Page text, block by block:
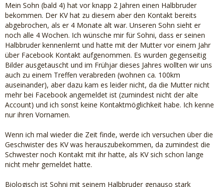
Mein Sohn (bald 4) hat vor knapp 2 Jahren einen Halbbruder
bekommen. Der KV hat zu diesem aber den Kontakt bereits
abgebrochen, als er 4 Monate alt war. Unseren Sohn sieht er
noch alle 4 Wochen. Ich wünsche mir für Sohni, dass er seinen
Halbbruder kennenlernt und hatte mit der Mutter vor einem Jahr
über Facebook Kontakt aufgenommen. Es wurden gegenseitig
Bilder ausgetauscht und im Frühjar dieses Jahres wollten wir uns
auch zu einem Treffen verabreden (wohnen ca. 100km
auseinander), aber dazu kam es leider nicht, da die Mutter nicht
mehr bei Facebook angemeldet ist (zumindest nicht der alte
Account) und ich sonst keine Kontaktmöglichkeit habe. Ich kenne
nur ihren Vornamen.
Wenn ich mal wieder die Zeit finde, werde ich versuchen über die
Geschwister des KV was herauszubekommen, da zumindest die
Schwester noch Kontakt mit ihr hatte, als KV sich schon lange
nicht mehr gemeldet hatte.
Biologisch ist Sohni mit seinem Halbbruder genauso stark